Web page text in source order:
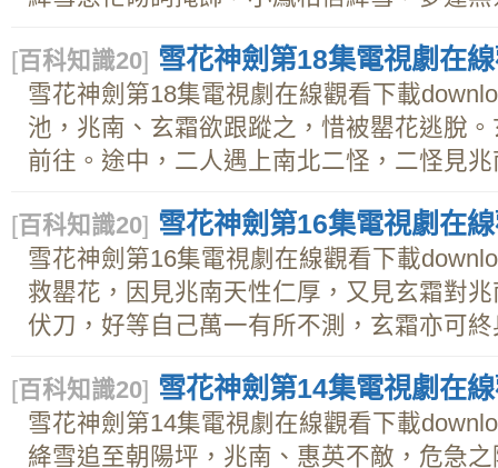
[百科知識20] 雪花神劍第18集電視劇在
雪花神劍第18集電視劇在線觀看下載
池，兆南、玄霜欲跟蹤之，惜被罌花逃脫
前往。途中，二人遇上南北二怪，二怪見
[百科知識20] 雪花神劍第16集電視劇在
雪花神劍第16集電視劇在線觀看下載
救罌花，因見兆南天性仁厚，又見玄霜對
伏刀，好等自己萬一有所不測，玄霜亦可
[百科知識20] 雪花神劍第14集電視劇在
雪花神劍第14集電視劇在線觀看下載
絳雪追至朝陽坪，兆南、惠英不敵，危急